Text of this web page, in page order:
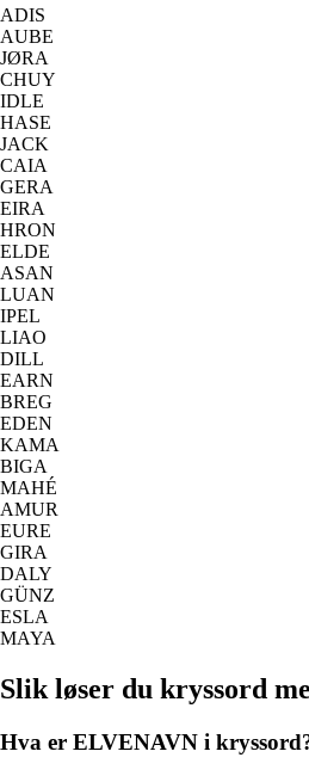
ADIS
AUBE
JØRA
CHUY
IDLE
HASE
JACK
CAIA
GERA
EIRA
HRON
ELDE
ASAN
LUAN
IPEL
LIAO
DILL
EARN
BREG
EDEN
KAMA
BIGA
MAHÉ
AMUR
EURE
GIRA
DALY
GÜNZ
ESLA
MAYA
Slik løser du kryssord
Hva er ELVENAVN i